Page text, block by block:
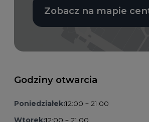
Zobacz na mapie
Godziny otwarcia
Poniedziałek:12:00 – 21:00
Wtorek:12:00 – 21:00